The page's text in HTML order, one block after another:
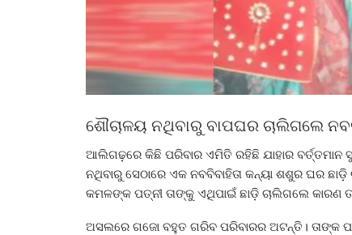
ଶୌଚାଳୟ ନଥିବାରୁ ବାପଘର ଚାଲିଗଲେ
ଆଲିଗଢ଼ରେ କିଛି ପରିବାର ଏମିତି ରହିଛି ଯାହାର ବର୍ତ୍ତମାନ
ନଥିବାରୁ ସେଠାରେ ଏକ ନବବିବାହିତା କନ୍ୟା ଶଶୁର ଘର
କମଳଙ୍କ ପତ୍ନୀ ତାଙ୍କୁ ଏଥିପାଇଁ ଛାଡ଼ି ଚାଲିଗଲେ କାରଣ
ଅସଲରେ ଗଜୋ ବହୁତ ଗରିବ ପରିବାରର ଅଟନ୍ତି। ତାଙ୍କ